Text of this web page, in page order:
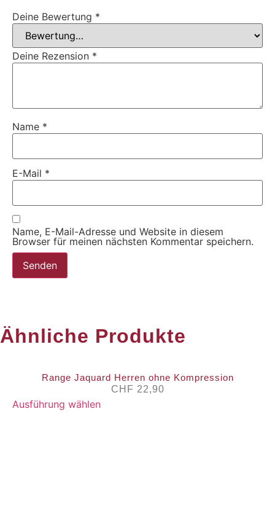
Deine Bewertung *
Deine Rezension *
Name *
E-Mail *
Name, E-Mail-Adresse und Website in diesem
Browser für meinen nächsten Kommentar speichern.
Ähnliche Produkte
Range Jaquard Herren ohne Kompression
CHF 22,90
Ausführung wählen